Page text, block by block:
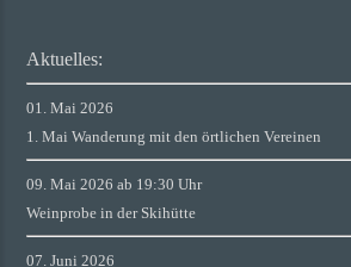
Aktuelles:
01. Mai 2026
1. Mai Wanderung mit den örtlichen Vereinen
09. Mai 2026 ab 19:30 Uhr
Weinprobe in der Skihütte
07. Juni 2026